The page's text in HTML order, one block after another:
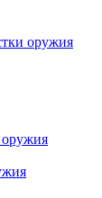
оружия